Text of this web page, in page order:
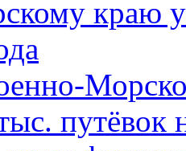
краю
путёвок